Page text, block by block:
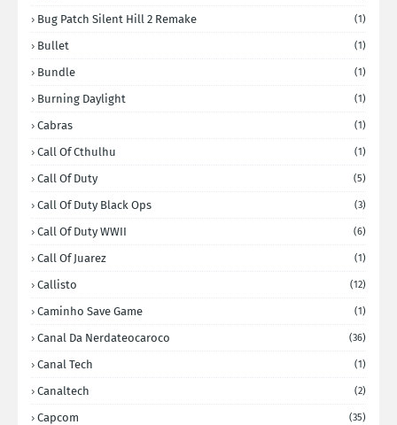
Bug Patch Silent Hill 2 Remake (1)
Bullet (1)
Bundle (1)
Burning Daylight (1)
Cabras (1)
Call Of Cthulhu (1)
Call Of Duty (5)
Call Of Duty Black Ops (3)
Call Of Duty WWII (6)
Call Of Juarez (1)
Callisto (12)
Caminho Save Game (1)
Canal Da Nerdateocaroco (36)
Canal Tech (1)
Canaltech (2)
Capcom (35)